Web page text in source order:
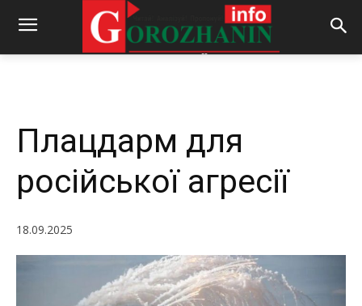
By REDACTOR - 18.09.2025 275
Плацдарм для
російської агресії
18.09.2025